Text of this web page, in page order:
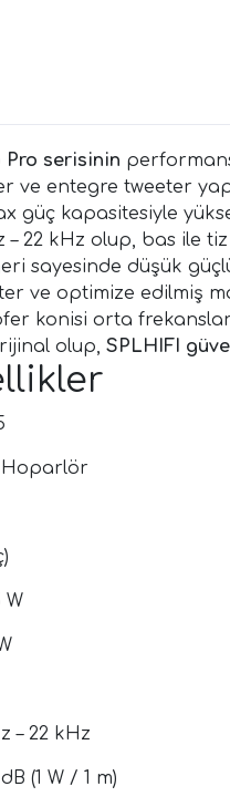
Pro serisinin
ve entegre tweeter
güç kapasitesiyle
– 22 kHz olup, bas ile
sayesinde düşük
ve optimize edilmiş
konisi orta
olup, SPLHIFI
Hoparlör
W
– 22 kHz
(1 W / 1 m)